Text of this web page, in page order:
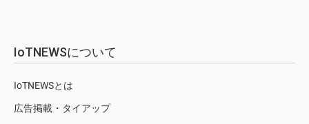
IoTNEWSについて
IoTNEWSとは
広告掲載・タイアップ